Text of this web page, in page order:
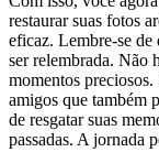
restaurar suas ⁤fotos
⁢eficaz. Lembre-se de
ser relembrada. Não
momentos
amigos que⁣ também
de resgatar suas
passadas. A jornada